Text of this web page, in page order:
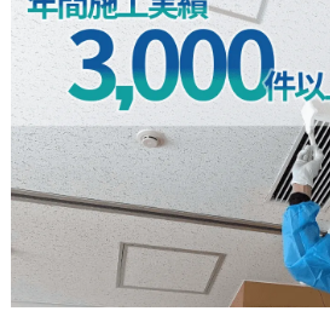
すぐ始めたいカビ対策の実践方法
問い合わせと無料相談のご案内